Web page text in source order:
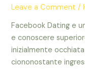
Leave a Comment /
Facebook Dating e
e conoscere
inizialmente
ciononostante